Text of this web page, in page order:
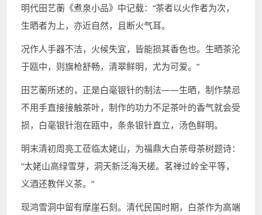
明代田艺蘅《煮泉小品》中记载：“茶者以火作者为次，
生晒者为上，亦近自然，且断火气耳。
况作人手器不洁，火候失宜，皆能损其香色也。生晒茶沦
于瓯中，则旗枪舒畅，清翠鲜明，尤为可爱。”
田艺蘅所述的，正是白毫银针的制法——生晒，制作禁忌
不用手直接接触茶叶，制作的功力不足茶叶的香气就会受
损，白毫银针泡在瓯中，条条银针直立，汤色鲜明。
明末清初周亮工莅临太姥山，为福鼎大白茶母茶树题诗：
“太姥山高绿雪芽，洞天新泛海天槎。茗禅过岭全平等，
义酒还教伴义茶。”
现鸿雪洞中留有摩崖石刻。清代民国时期，白茶作为高端